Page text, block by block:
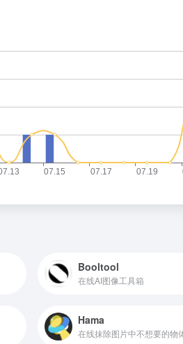
Booltool
在线AI图像工具箱
Hama
在线抹除图片中不想要的物